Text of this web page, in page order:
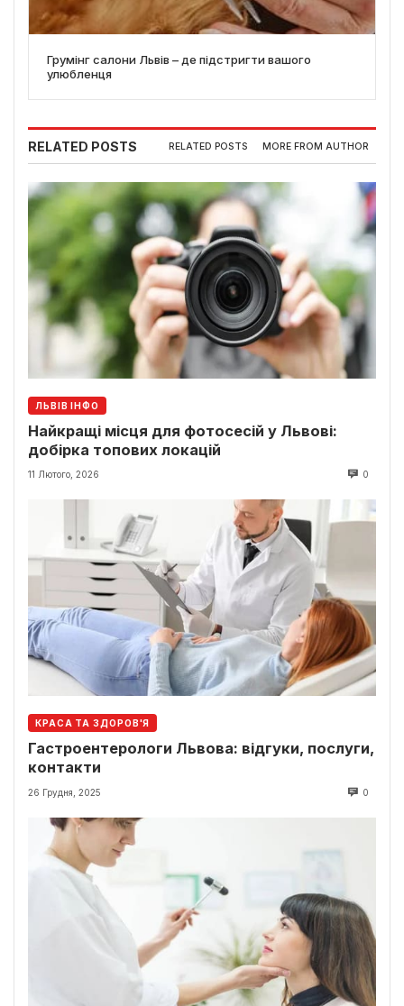
Грумінг салони Львів – де підстригти вашого
улюбленця
RELATED POSTS RELATED POSTS MORE FROM AUTHOR
ЛЬВІВ ІНФО
Найкращі місця для фотосесій у Львові:
добірка топових локацій
11 Лютого, 2026 0
КРАСА ТА ЗДОРОВ'Я
Гастроентерологи Львова: відгуки, послуги,
контакти
26 Грудня, 2025 0